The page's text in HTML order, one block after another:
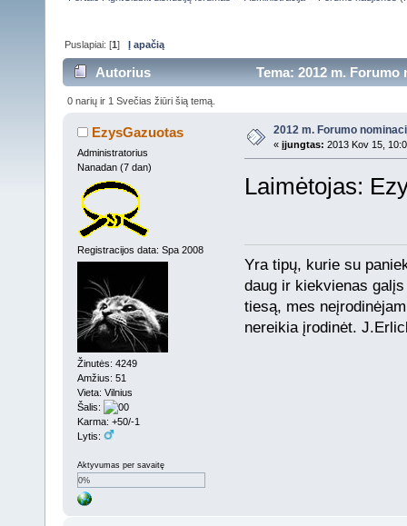
Puslapiai: [1]Į apačią
Autorius Tema: 2012 m.
0 narių ir 1 Svečias žiūri šią temą.
EzysGazuotas
Administratorius
Nanadan (7 dan)
Registracijos data: Spa 2008
Žinutės: 4249
Amžius: 51
Vieta: Vilnius
Šalis:
Karma: +50/-1
Lytis:
Aktyvumas per savaitę
0%
2012 m. Forumo
« įjungtas: 2013 Kov 15,
Laimėtojas:
Yra tipų, kurie su
daug ir kiekvienas
tiesą, mes
nereikia įrodinėt.